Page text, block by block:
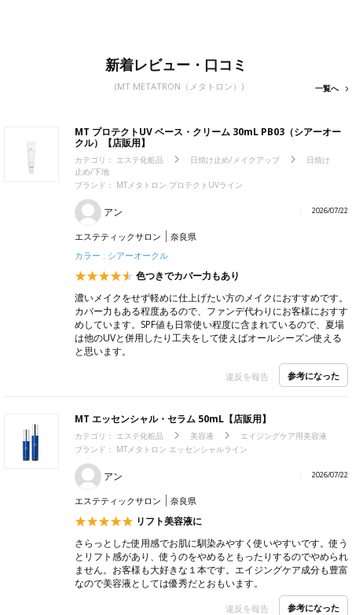
新着レビュー・口コミ
(MT METATRON（メタトロン）) 一覧へ
MT プロテクトUV ベース・クリーム 30mL PB03（シアーオー
クル）【店販用】
カテゴリ： エステ化粧品 日焼け止め/メイクアップ
日焼け
止め/下地
ブランド： MTメタトロン プロテクトUVライン
アン 2026/07/22
エステティックサロン
奈良県
カラー : シアーオークル
色つきでカバー力もあり
濃いメイクをせず軽めに仕上げたい方のメイクにおすすめです。
カバー力もある程度あるので、ファンデ代わりにお客様におすす
めしています。SPF値も日常使い程度に含まれているので、夏場
は他のUVと併用したり工夫をして使えばオールシーズン使える
と思います。
違反を報告 参考になった
MT エッセンシャル・セラム 50mL【店販用】
カテゴリ： エステ化粧品 美容液
エイジングケア用美容液
ブランド： MTメタトロン エッセンシャルライン
アン 2026/07/22
エステティックサロン 奈良県
リフト美容液に
さらっとした使用感でお肌に馴染みやすく使いやすいです。使う
とリフト感があり、使うのをやめるともったりするのでやめられ
ません。お客様も大好きな１本です。エイジングケア成分も豊富
なので美容液としては優秀だとおもいます。
違反を報告 参考になった